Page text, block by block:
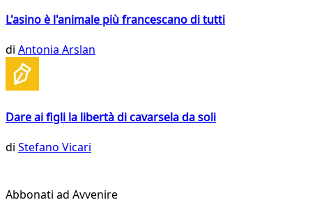
L'asino è l'animale più francescano di tutti
di Antonia Arslan
Dare ai figli la libertà di cavarsela da soli
di Stefano Vicari
Abbonati ad Avvenire